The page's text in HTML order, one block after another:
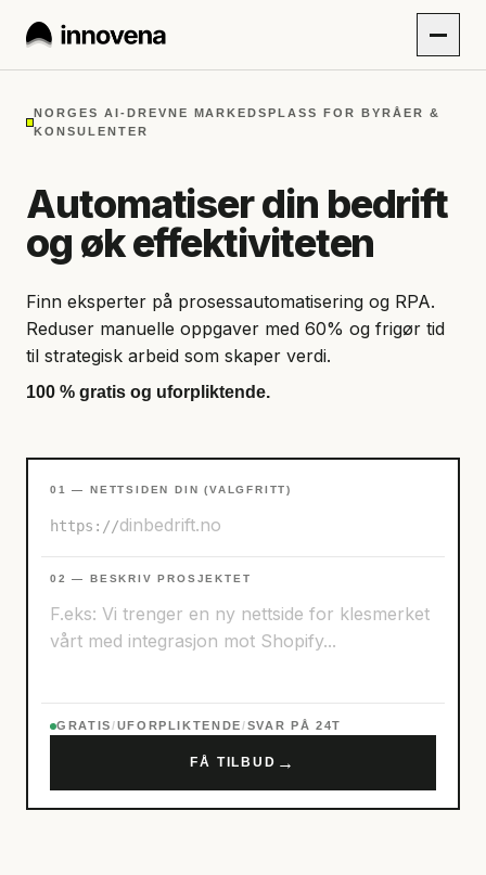
NORGES AI-DREVNE MARKEDSPLASS FOR BYRÅER &
KONSULENTER
Automatiser din bedrift
og øk effektiviteten
Finn eksperter på prosessautomatisering og RPA.
Reduser manuelle oppgaver med 60% og frigør tid
til strategisk arbeid som skaper verdi.
100 % gratis og uforpliktende.
01 — NETTSIDEN DIN (VALGFRITT)
https://
02 — BESKRIV PROSJEKTET
GRATIS/UFORPLIKTENDE/SVAR PÅ 24T
FÅ TILBUD →